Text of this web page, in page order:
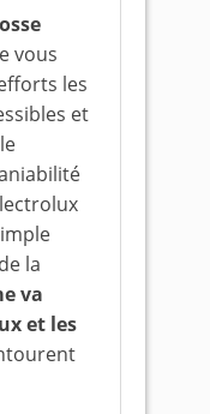
vous
les
et
la
va
et les